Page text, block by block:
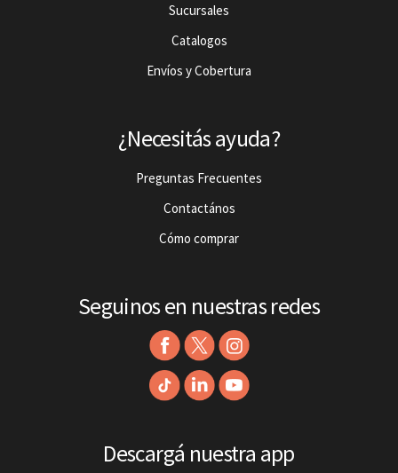
Sucursales
Catalogos
Envíos y Cobertura
¿Necesitás ayuda?
Preguntas Frecuentes
Contactános
Cómo comprar
Seguinos en nuestras redes
Descargá nuestra app